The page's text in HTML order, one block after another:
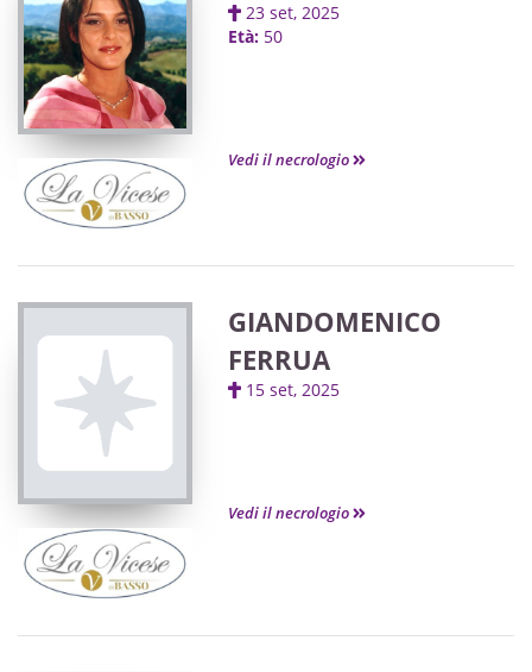
23 set, 2025
Età: 50
Vedi il necrologio
GIANDOMENICO
FERRUA
15 set, 2025
Vedi il necrologio